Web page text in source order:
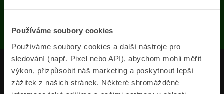
Používáme soubory cookies
Používáme soubory cookies a další nástroje pro
sledování (např. Pixel nebo API), abychom mohli měřit
výkon, přizpůsobit náš marketing a poskytnout lepší
zážitek z našich stránek. Některé shromážděné
Produkty
Pojišťovny